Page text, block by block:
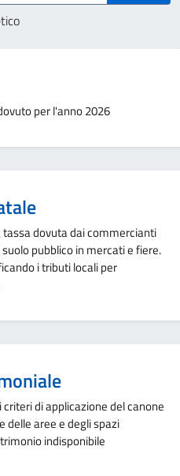
per l'anno 2026
dovuta dai commercianti
pubblico in mercati e fiere.
i tributi locali per
di applicazione del canone
delle aree e degli spazi
indisponibile